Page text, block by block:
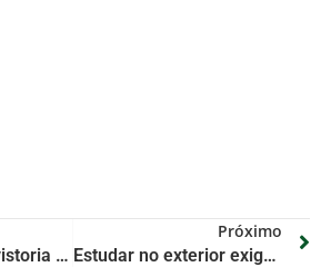
Rafael Fonteles vistoria obras e reforça investimentos na Serra da Capivara
Próximo
Estudar no exterior exige planejamento e currículo acadêmico forte